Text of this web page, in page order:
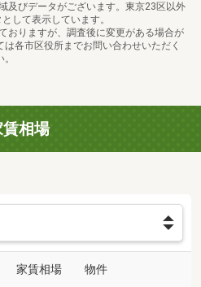
及びデータがございます。東京23区以外
して表示しています。
おりますが、調査後に変更がある場合が
各市区役所までお問い合わせいただく
相場
家賃相場 物件